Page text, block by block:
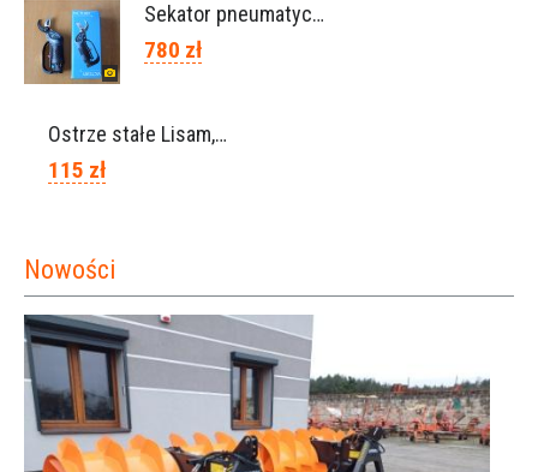
Sekator pneumatyczny VICTORY (Campagnola Włochy)
780 zł
Ostrze stałe Lisam, Ref. A1206
115 zł
Nowości